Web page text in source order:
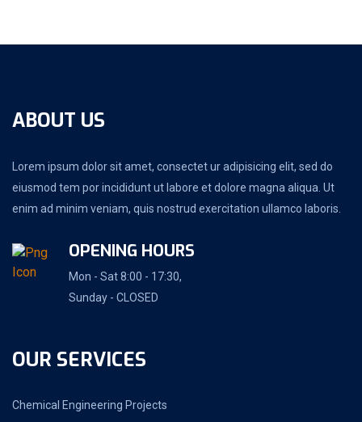
ABOUT US
Lorem ipsum dolor sit amet, consectet ur adipisicing elit, sed do
eiusmod tem por incididunt ut labore et dolore magna aliqua. Ut
enim ad minim veniam, quis nostrud exercitation ullamco laboris.
OPENING HOURS
Mon - Sat 8:00 - 17:30,
Sunday - CLOSED
OUR SERVICES
Chemical Engineering Projects